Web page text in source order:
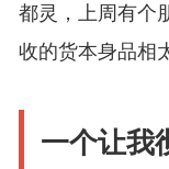
都灵，上周有个
收的货本身品相
一个让我